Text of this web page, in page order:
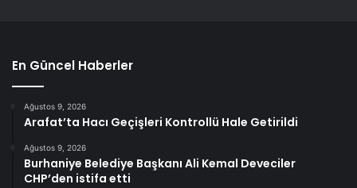
En Güncel Haberler
Ağustos 9, 2026
Arafat’ta Hacı Geçişleri Kontrollü Hale Getirildi
Ağustos 9, 2026
Burhaniye Belediye Başkanı Ali Kemal Deveciler
CHP’den istifa etti